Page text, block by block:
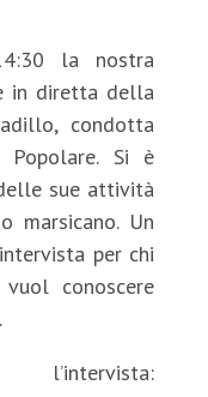
la nostra
in diretta della
condotta
Popolare. Si è
sue attività
marsicano. Un
per chi
vuol conoscere